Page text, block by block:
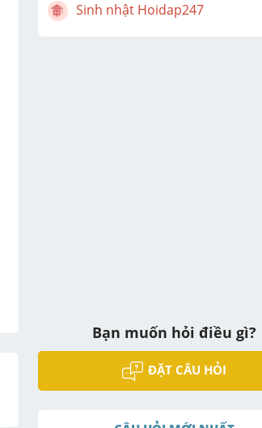
Sinh nhật Hoidap247
Bạn muốn hỏi điều gì?
ĐẶT CÂU HỎI